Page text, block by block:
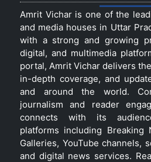
Amrit Vichar is one of the
and media houses in Uttar
with a strong and growing
digital, and multimedia
portal, Amrit Vichar delivers
in-depth coverage, and
and around the world.
journalism and reader
connects with its
platforms including Breaking
Galleries, YouTube channels,
and digital news services.